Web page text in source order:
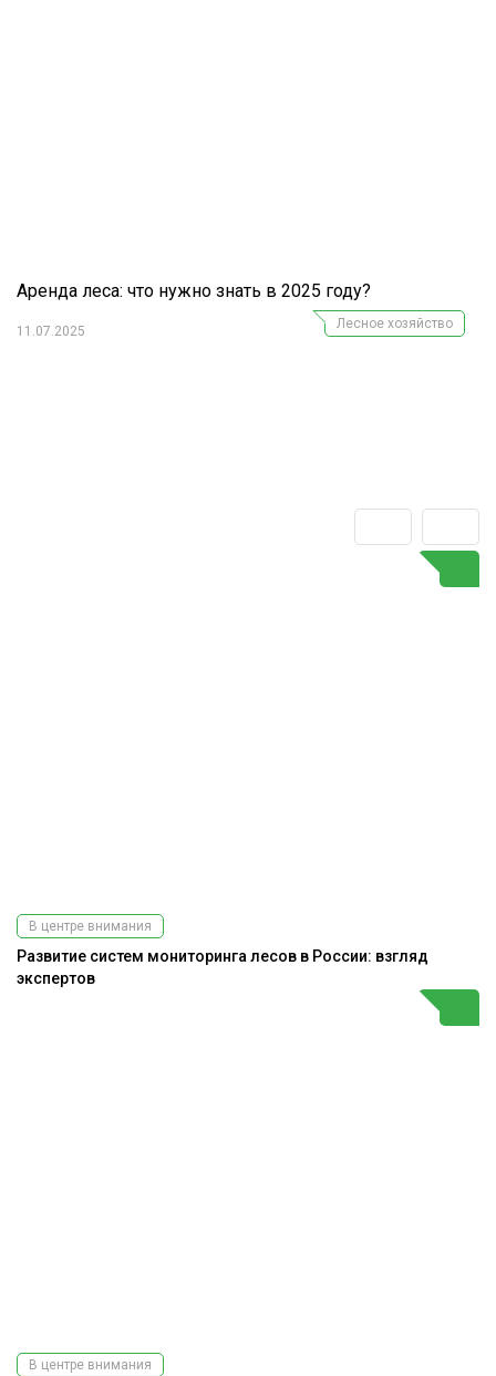
Аренда леса: что нужно знать в 2025 году?
11.07.2025
Лесное хозяйство
В центре внимания
Развитие систем мониторинга лесов в России: взгляд
экспертов
В центре внимания